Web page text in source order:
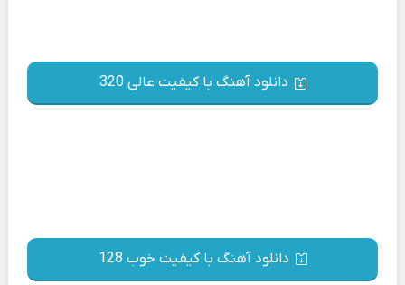
دانلود آهنگ با کیفیت عالی 320
دانلود آهنگ با کیفیت خوب 128